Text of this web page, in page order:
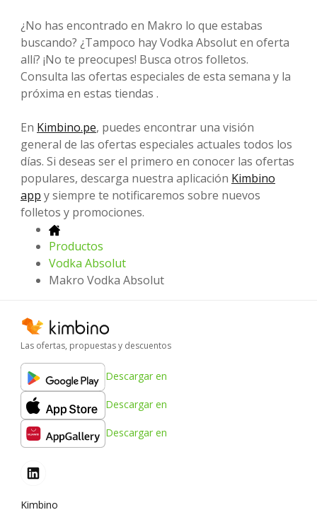
¿No has encontrado en Makro lo que estabas
buscando? ¿Tampoco hay Vodka Absolut en oferta
allí? ¡No te preocupes! Busca otros folletos.
Consulta las ofertas especiales de esta semana y la
próxima en estas tiendas .
En Kimbino.pe, puedes encontrar una visión
general de las ofertas especiales actuales todos los
días. Si deseas ser el primero en conocer las ofertas
populares, descarga nuestra aplicación Kimbino
app y siempre te notificaremos sobre nuevos
folletos y promociones.
Productos
Vodka Absolut
Makro Vodka Absolut
Las ofertas, propuestas y descuentos
Descargar en
Descargar en
Descargar en
Kimbino